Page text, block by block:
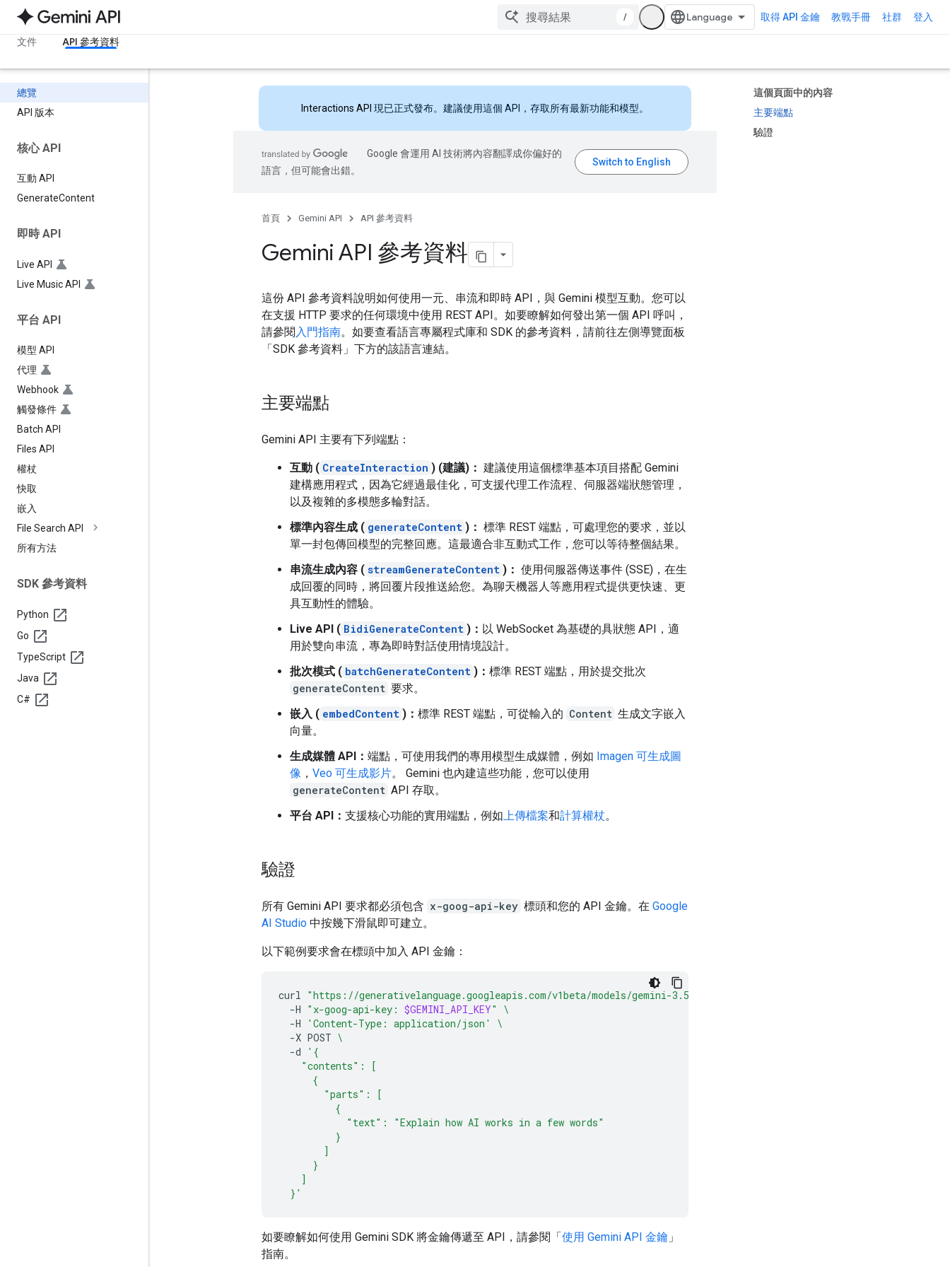
/ 取得 API 金鑰 教戰手冊 社群 登入
文件 API 參考資料
總覽
API 版本
核心 API
互動 API
GenerateContent
即時 API
Live API
Live Music API
平台 API
模型 API
代理
Webhook
觸發條件
Batch API
Files API
權杖
快取
嵌入
File Search API
所有方法
SDK 參考資料
Python
Go
TypeScript
Java
C#
這個頁面中的內容
主要端點
驗證
Interactions API 現已正式發布。建議使用這個 API，存取所有最新功能和模型。
Google 會運用 AI 技術將內容翻譯成你偏好的
語言，但可能會出錯。
首頁 Gemini API API 參考資料
Gemini API 參考資料
這份 API 參考資料說明如何使用一元、串流和即時 API，與 Gemini 模型互動。您可以
在支援 HTTP 要求的任何環境中使用 REST API。如要瞭解如何發出第一個 API 呼叫，
請參閱入門指南。如要查看語言專屬程式庫和 SDK 的參考資料，請前往左側導覽面板
「SDK 參考資料」 下方的該語言連結。
主要端點
Gemini API 主要有下列端點：
互動 ( CreateInteraction ) (建議)： 建議使用這個標準基本項目搭配 Gemini
建構應用程式，因為它經過最佳化，可支援代理工作流程、伺服器端狀態管理，
以及複雜的多模態多輪對話。
標準內容生成 ( generateContent )： 標準 REST 端點，可處理您的要求，並以
單一封包傳回模型的完整回應。這最適合非互動式工作，您可以等待整個結果。
串流生成內容 ( streamGenerateContent )： 使用伺服器傳送事件 (SSE)，在生
成回覆的同時，將回覆片段推送給您。為聊天機器人等應用程式提供更快速、更
具互動性的體驗。
Live API ( BidiGenerateContent )： 以 WebSocket 為基礎的具狀態 API，適
用於雙向串流，專為即時對話使用情境設計。
批次模式 ( batchGenerateContent )： 標準 REST 端點，用於提交批次
generateContent 要求。
嵌入 ( embedContent )： 標準 REST 端點，可從輸入的 Content 生成文字嵌入
向量。
生成媒體 API： 端點，可使用我們的專用模型生成媒體，例如 Imagen 可生成圖
像 ， Veo 可生成影片。 Gemini 也內建這些功能，您可以使用
generateContent API 存取。
平台 API： 支援核心功能的實用端點，例如上傳檔案和計算權杖。
驗證
所有 Gemini API 要求都必須包含 x-goog-api-key 標頭和您的 API 金鑰。在 Google
AI Studio 中按幾下滑鼠即可建立。
以下範例要求會在標頭中加入 API 金鑰：
curl "https://generativelanguage.googleapis.com/v1beta/models/gemini-3.5-flash:generateContent"
-H "x-goog-api-key: $GEMINI_API_KEY"
\
-H
'Content-Type: application/json'
\
-X POST \
-d
'{
    "contents": [
      {
        "parts": [
          {
            "text": "Explain how AI works in a few words"
          }
        ]
      }
    ]
  }'
如要瞭解如何使用 Gemini SDK 將金鑰傳遞至 API，請參閱「使用 Gemini API 金鑰 」
指南。